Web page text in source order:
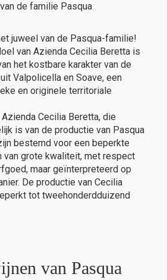
de familie Pasqua
juweel van de Pasqua-familie!
van Azienda Cecilia Beretta is
het kostbare karakter van de
Valpolicella en Soave, een
en origineleterritoriale
Cecilia Beretta, die
is van de productie van Pasqua
bestemd voor een beperkte
van grote kwaliteit, met respect
maar geïnterpreteerd op
De productie van Cecilia
tot tweehonderdduizend
van Pasqua